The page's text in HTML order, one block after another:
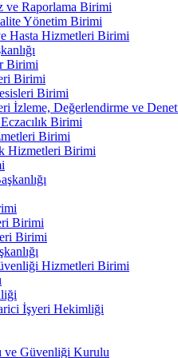
ve Raporlama Birimi
Yönetim Birimi
Hasta Hizmetleri Birimi
Birimi
Birimi
Birimi
İzleme, Değerlendirme ve
Birimi
Birimi
Hizmetleri Birimi
Birimi
Birimi
Hizmetleri Birimi
İşyeri Hekimliği
ve Güvenliği Kurulu